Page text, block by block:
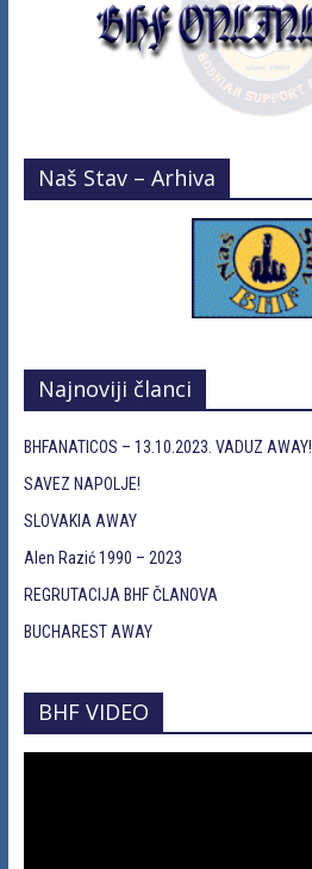
Naš Stav – Arhiva
Najnoviji članci
BHFANATICOS – 13.10.2023. VADUZ AWAY!
SAVEZ NAPOLJE!
SLOVAKIA AWAY
Alen Razić 1990 – 2023
REGRUTACIJA BHF ČLANOVA
BUCHAREST AWAY
BHF VIDEO